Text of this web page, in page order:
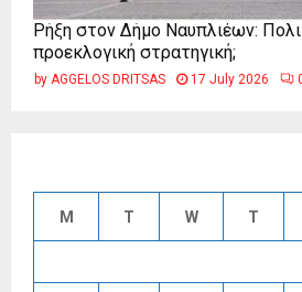
Ρήξη στον Δήμο Ναυπλιέων:
προεκλογική στρατηγική;
by AGGELOS DRITSAS 17 July 2026
M T W T